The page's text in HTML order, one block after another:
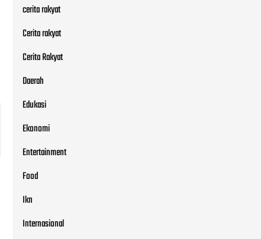
cerita rakyat
Cerita rakyat
Cerita Rakyat
Daerah
Edukasi
Ekonomi
Entertainment
Food
Ikn
Internasional